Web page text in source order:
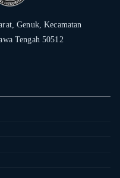
Genuk, Kecamatan
Tengah 50512